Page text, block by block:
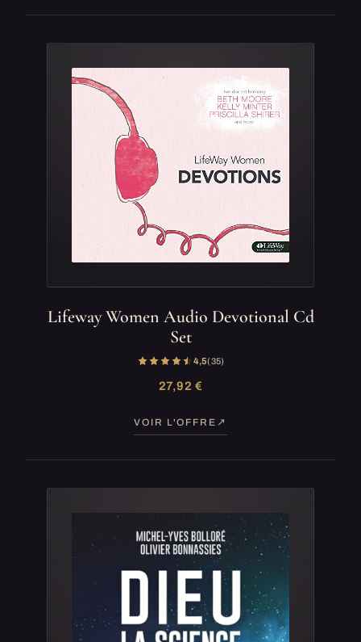
Lifeway Women Audio Devotional Cd
Set
4,5(35)
27,92 €
VOIR L'OFFRE